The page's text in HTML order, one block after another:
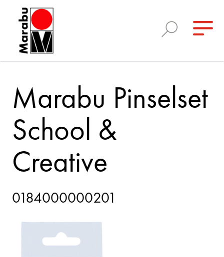
Marabu Pinselset
School &
Creative
0184000000201